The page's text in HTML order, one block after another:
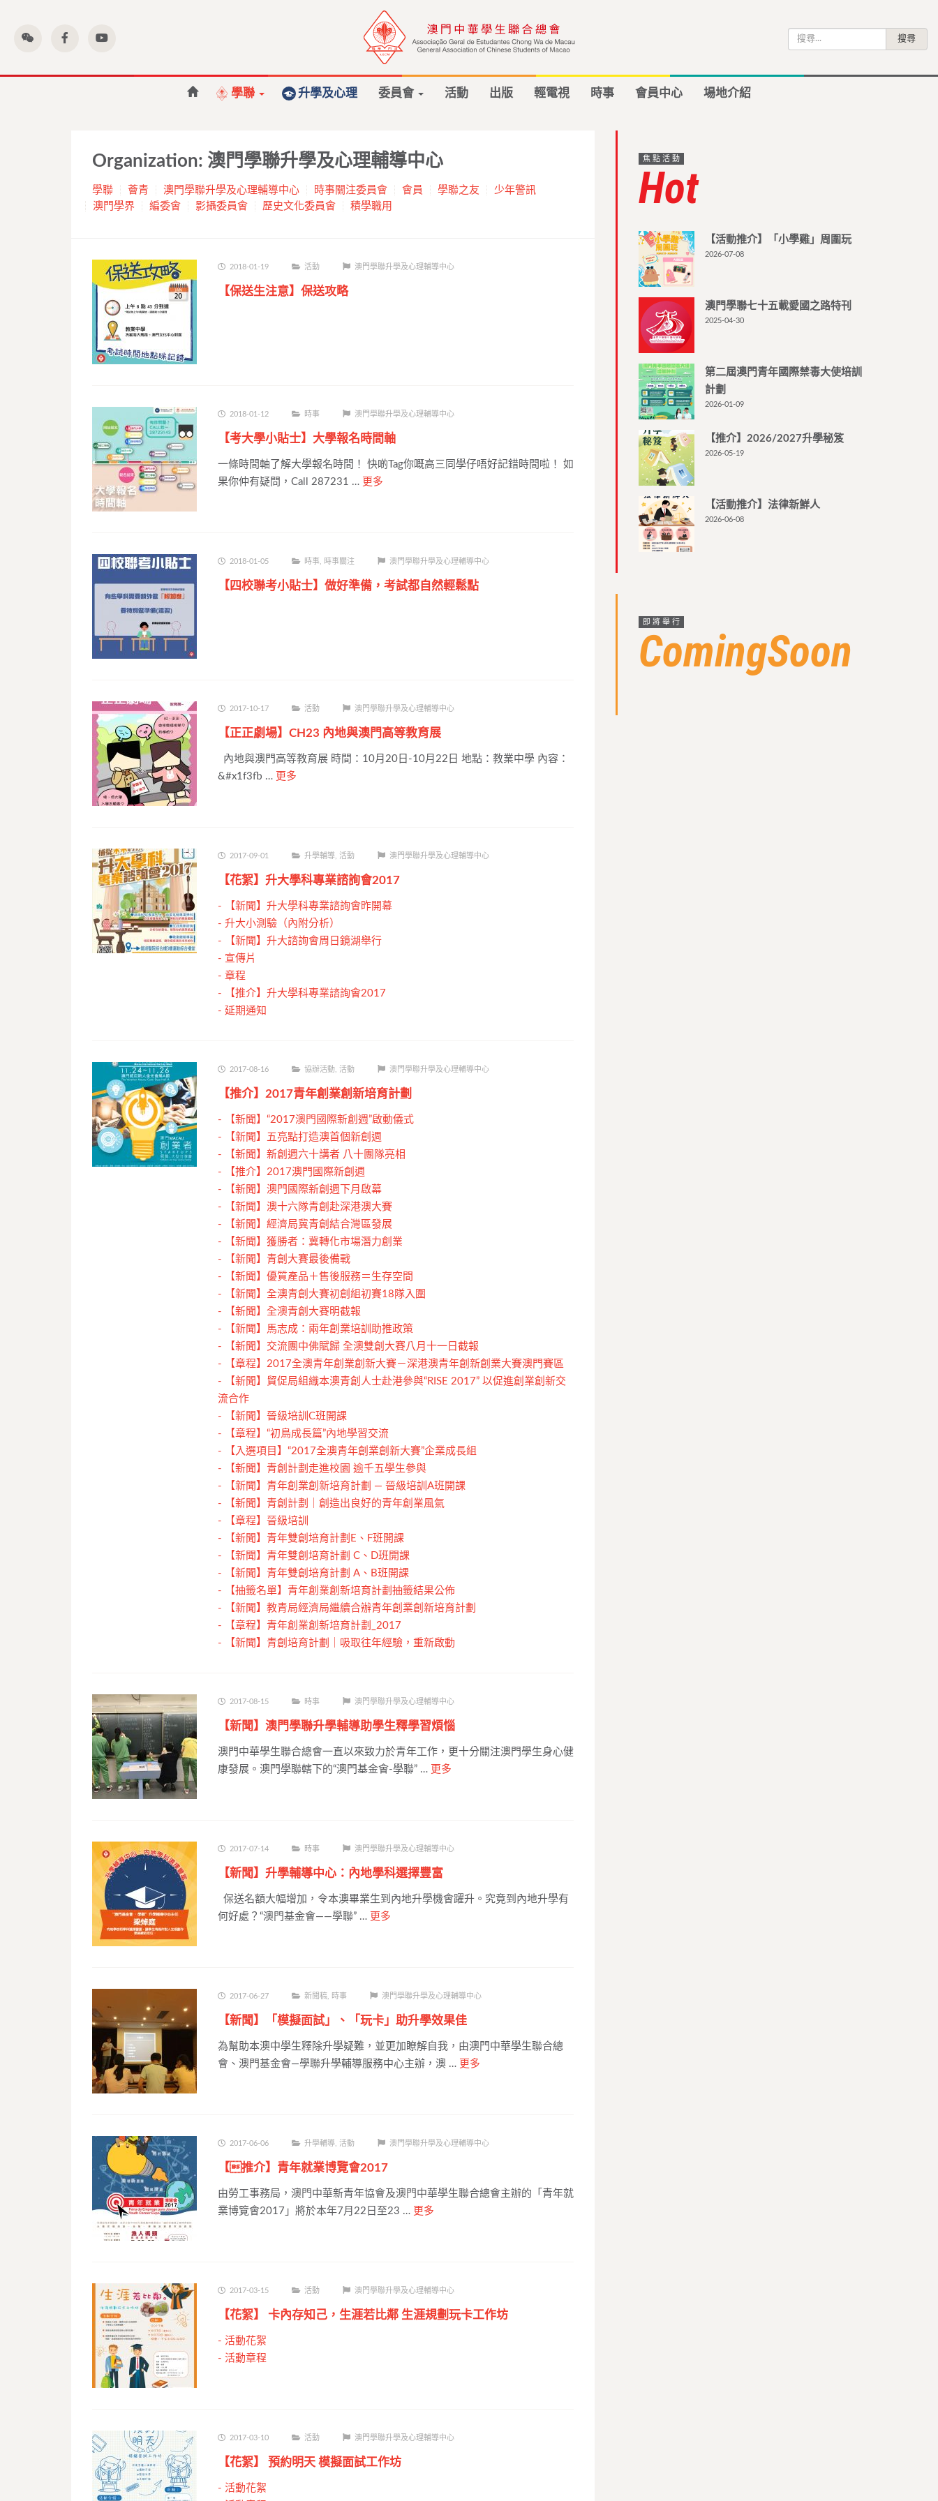
尋
學聯 升學及心理 委員會 活動 出版 輕電視 時事 會員中心 場地介紹
Organization: 澳門學聯升學及心理輔導中心
學聯 薈青 澳門學聯升學及心理輔導中心 時事關注委員會 會員 學聯之友
少年警訊
澳門學界
編委會 影攝委員會 歷史文化委員會 積學職用
2018-01-19 活動 澳門學聯升學及心理輔導中心
【保送生注意】保送攻略
2018-01-12 時事 澳門學聯升學及心理輔導中心
【考大學小貼士】大學報名時間軸
一條時間軸了解大學報名時間！ 快啲Tag你嘅高三同學仔唔好記錯時間啦！ 如
果你仲有疑問，Call 287231 … 更多
2018-01-05 時事 時事關注 澳門學聯升學及心理輔導中心
【四校聯考小貼士】做好準備，考試都自然輕鬆點
2017-10-17 活動 澳門學聯升學及心理輔導中心
【正正劇場】CH23 內地與澳門高等教育展
內地與澳門高等教育展 時間：10月20日-10月22日 地點：教業中學 內容：
&#x1f3fb … 更多
2017-09-01 升學輔導 活動 澳門學聯升學及心理輔導中心
【花絮】升大學科專業諮詢會2017
- 【新聞】升大學科專業諮詢會昨開幕
- 升大小測驗（內附分析）
- 【新聞】升大諮詢會周日鏡湖舉行
- 宣傳片
- 章程
- 【推介】升大學科專業諮詢會2017
- 延期通知
2017-08-16 協辦活動 活動 澳門學聯升學及心理輔導中心
【推介】2017青年創業創新培育計劃
- 【新聞】“2017澳門國際新創週”啟動儀式
- 【新聞】五亮點打造澳首個新創週
- 【新聞】新創週六十講者 八十團隊亮相
- 【推介】2017澳門國際新創週
- 【新聞】澳門國際新創週下月啟幕
- 【新聞】澳十六隊青創赴深港澳大賽
- 【新聞】經濟局冀青創結合灣區發展
- 【新聞】獲勝者：冀轉化市場潛力創業
- 【新聞】青創大賽最後備戰
- 【新聞】優質產品＋售後服務＝生存空間
- 【新聞】全澳青創大賽初創組初賽18隊入圍
- 【新聞】全澳青創大賽明截報
- 【新聞】馬志成：兩年創業培訓助推政策
- 【新聞】交流團中佛賦歸 全澳雙創大賽八月十一日截報
- 【章程】2017全澳青年創業創新大賽－深港澳青年創新創業大賽澳門賽區
- 【新聞】貿促局組織本澳青創人士赴港參與“RISE 2017” 以促進創業創新交
流合作
- 【新聞】晉級培訓C班開課
- 【章程】“初鳥成長篇”內地學習交流
- 【入選項目】“2017全澳青年創業創新大賽”企業成長組
- 【新聞】青創計劃走進校園 逾千五學生參與
- 【新聞】青年創業創新培育計劃 — 晉級培訓A班開課
- 【新聞】青創計劃｜創造出良好的青年創業風氣
- 【章程】晉級培訓
- 【新聞】青年雙創培育計劃E、F班開課
- 【新聞】青年雙創培育計劃 C、D班開課
- 【新聞】青年雙創培育計劃 A、B班開課
- 【抽籤名單】青年創業創新培育計劃抽籤結果公佈
- 【新聞】教青局經濟局繼續合辦青年創業創新培育計劃
- 【章程】青年創業創新培育計劃_2017
- 【新聞】青創培育計劃｜吸取往年經驗，重新啟動
2017-08-15 時事 澳門學聯升學及心理輔導中心
【新聞】澳門學聯升學輔導助學生釋學習煩惱
澳門中華學生聯合總會一直以來致力於青年工作，更十分關注澳門學生身心健
康發展。澳門學聯轄下的“澳門基金會-學聯” … 更多
2017-07-14 時事 澳門學聯升學及心理輔導中心
【新聞】升學輔導中心：內地學科選擇豐富
保送名額大幅增加，令本澳畢業生到內地升學機會躍升。究竟到內地升學有
何好處？“澳門基金會——學聯” … 更多
2017-06-27 新聞稿 時事 澳門學聯升學及心理輔導中心
【新聞】「模擬面試」、「玩卡」助升學效果佳
為幫助本澳中學生釋除升學疑難，並更加瞭解自我，由澳門中華學生聯合總
會、澳門基金會—學聯升學輔導服務中心主辦，澳 … 更多
2017-06-06 升學輔導 活動 澳門學聯升學及心理輔導中心
【推介】青年就業博覽會2017
由勞工事務局，澳門中華新青年協會及澳門中華學生聯合總會主辦的「青年就
業博覽會2017」將於本年7月22日至23 … 更多
2017-03-15 活動 澳門學聯升學及心理輔導中心
【花絮】 卡內存知己，生涯若比鄰 生涯規劃玩卡工作坊
- 活動花絮
- 活動章程
2017-03-10 活動 澳門學聯升學及心理輔導中心
【花絮】 預約明天 模擬面試工作坊
- 活動花絮
焦點活動
Hot
【活動推介】「小學雞」周圍玩
2026-07-08
澳門學聯七十五載愛國之路特刊
2025-04-30
第二屆澳門青年國際禁毒大使培訓
計劃
2026-01-09
【推介】2026/2027升學秘笈
2026-05-19
【活動推介】法律新鮮人
2026-06-08
即將舉行
ComingSoon